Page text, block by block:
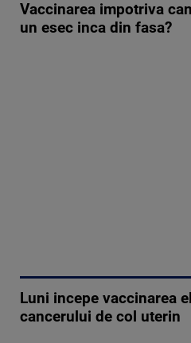
Vaccinarea impotriva
un esec inca din fasa?
Luni incepe vaccinarea
cancerului de col uterin